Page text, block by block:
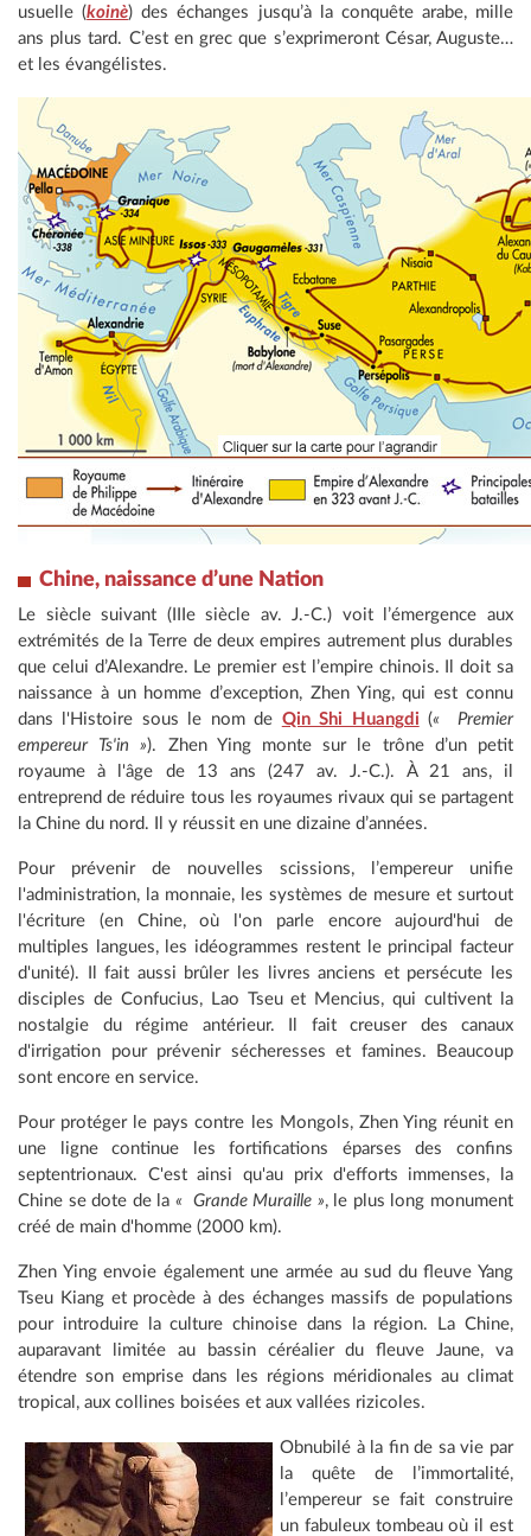
usuelle (koinè) des échanges jusqu’à la conquête arabe, mille
ans plus tard. C’est en grec que s’exprimeront César, Auguste…
et les évangélistes.
Chine, naissance d’une Nation
Le siècle suivant (IIIe siècle av. J.-C.) voit l’émergence aux
extrémités de la Terre de deux empires autrement plus durables
que celui d’Alexandre. Le premier est l’empire chinois. Il doit sa
naissance à un homme d’exception, Zhen Ying, qui est connu
dans l'Histoire sous le nom de Qin Shi Huangdi (« Premier
empereur Ts'in »). Zhen Ying monte sur le trône d’un petit
royaume à l'âge de 13 ans (247 av. J.-C.). À 21 ans, il
entreprend de réduire tous les royaumes rivaux qui se partagent
la Chine du nord. Il y réussit en une dizaine d’années.
Pour prévenir de nouvelles scissions, l’empereur unifie
l'administration, la monnaie, les systèmes de mesure et surtout
l'écriture (en Chine, où l'on parle encore aujourd'hui de
multiples langues, les idéogrammes restent le principal facteur
d'unité). Il fait aussi brûler les livres anciens et persécute les
disciples de Confucius, Lao Tseu et Mencius, qui cultivent la
nostalgie du régime antérieur. Il fait creuser des canaux
d'irrigation pour prévenir sécheresses et famines. Beaucoup
sont encore en service.
Pour protéger le pays contre les Mongols, Zhen Ying réunit en
une ligne continue les fortifications éparses des confins
septentrionaux. C'est ainsi qu'au prix d'efforts immenses, la
Chine se dote de la « Grande Muraille », le plus long monument
créé de main d'homme (2000 km).
Zhen Ying envoie également une armée au sud du fleuve Yang
Tseu Kiang et procède à des échanges massifs de populations
pour introduire la culture chinoise dans la région. La Chine,
auparavant limitée au bassin céréalier du fleuve Jaune, va
étendre son emprise dans les régions méridionales au climat
tropical, aux collines boisées et aux vallées rizicoles.
Obnubilé à la fin de sa vie par
la quête de l’immortalité,
l’empereur se fait construire
un fabuleux tombeau où il est